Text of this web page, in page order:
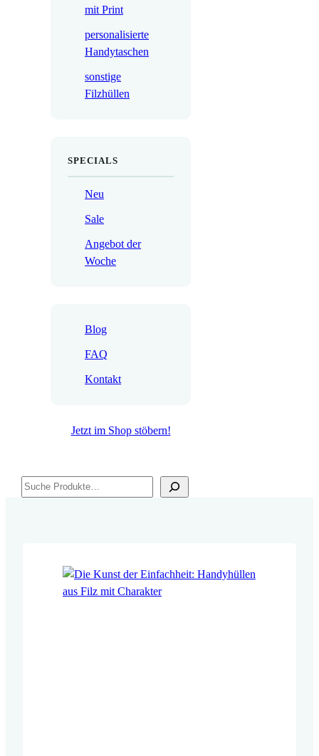
mit Print
personalisierte
Handytaschen
sonstige
Filzhüllen
SPECIALS
Neu
Sale
Angebot der
Woche
Blog
FAQ
Kontakt
Jetzt im Shop stöbern!
Suchen